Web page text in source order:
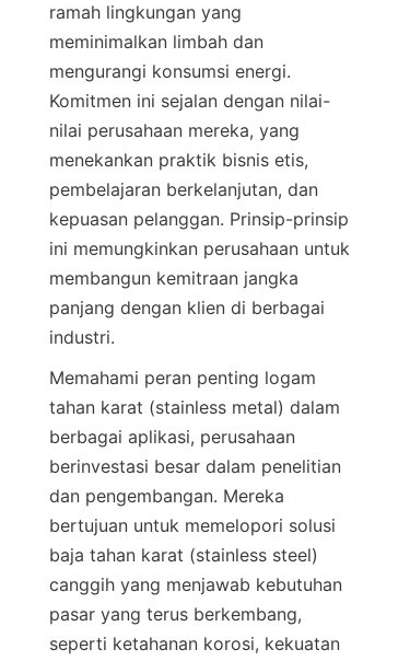
ramah lingkungan yang
meminimalkan limbah dan
mengurangi konsumsi energi.
Komitmen ini sejalan dengan nilai-
nilai perusahaan mereka, yang
menekankan praktik bisnis etis,
pembelajaran berkelanjutan, dan
kepuasan pelanggan. Prinsip-prinsip
ini memungkinkan perusahaan untuk
membangun kemitraan jangka
panjang dengan klien di berbagai
Memahami peran penting logam
tahan karat (stainless metal) dalam
berbagai aplikasi, perusahaan
berinvestasi besar dalam penelitian
dan pengembangan. Mereka
bertujuan untuk memelopori solusi
baja tahan karat (stainless steel)
canggih yang menjawab kebutuhan
pasar yang terus berkembang,
seperti ketahanan korosi, kekuatan